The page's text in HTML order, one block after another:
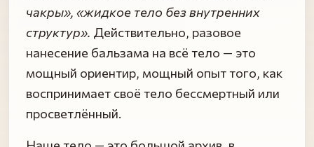
чакры», «жидкое тело без внутренних
структур». Действительно, разовое
нанесение бальзама на всё тело — это
мощный ориентир, мощный опыт того, как
воспринимает своё тело бессмертный или
просветлённый.